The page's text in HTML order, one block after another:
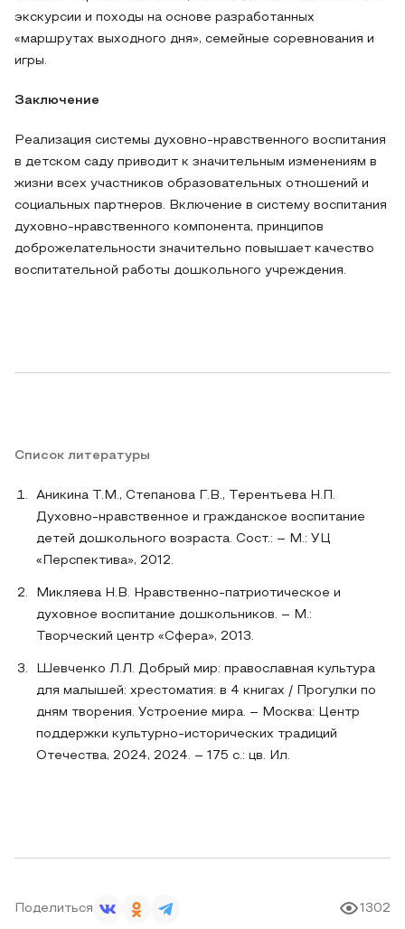
экскурсии и походы на основе разработанных
«маршрутах выходного дня», семейные соревнования и
игры.
Заключение
Реализация системы духовно-нравственного воспитания
в детском саду приводит к значительным изменениям в
жизни всех участников образовательных отношений и
социальных партнеров. Включение в систему воспитания
духовно-нравственного компонента, принципов
доброжелательности значительно повышает качество
воспитательной работы дошкольного учреждения.
Список литературы
Аникина Т.М., Степанова Г.В., Терентьева Н.П.
Духовно-нравственное и гражданское воспитание
детей дошкольного возраста. Сост.: – М.: УЦ
«Перспектива», 2012.
Микляева Н.В. Нравственно-патриотическое и
духовное воспитание дошкольников. – М.:
Творческий центр «Сфера», 2013.
Шевченко Л.Л. Добрый мир: православная культура
для малышей: хрестоматия: в 4 книгах / Прогулки по
дням творения. Устроение мира. – Москва: Центр
поддержки культурно-исторических традиций
Отечества, 2024, 2024. – 175 с.: цв. Ил.
Поделиться 1302